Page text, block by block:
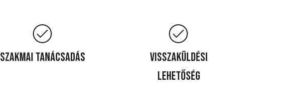
Szakmai tanácsadás
Visszaküldési
lehetőség